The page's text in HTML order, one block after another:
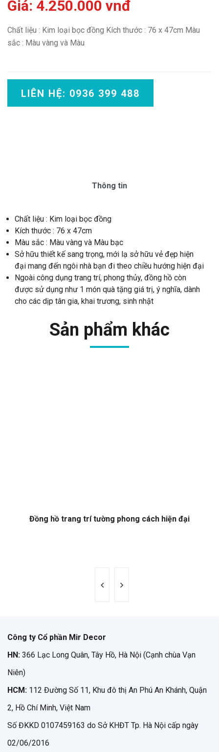
Giá: 4.250.000 vnđ
Chất liệu : Kim loại bọc đồng Kích thước : 76 x 47cm Màu
sắc : Màu vàng và Màu
LIÊN HỆ: 0936 399 488
Thông tin
Chất liệu : Kim loại bọc đồng
Kích thước : 76 x 47cm
Màu sắc : Màu vàng và Màu bạc
Sở hữu thiết kế sang trọng, mới lạ sở hữu vẻ đẹp hiện
đại mang đến ngôi nhà bạn đi theo chiều hướng hiện đại
Ngoài công dụng trang trí, phong thủy, đồng hồ còn
được sử dụng như 1 món quà tặng giá trị, ý nghĩa, dành
cho các dịp tân gia, khai trương, sinh nhật
Sản phẩm khác
Đồng hồ trang trí tường phong cách hiện đại
Công ty Cổ phần Mir Decor
HN: 366 Lạc Long Quân, Tây Hồ, Hà Nội (Cạnh chùa Vạn
Niên)
HCM: 112 Đường Số 11, Khu đô thị An Phú An Khánh, Quận
2, Hồ Chí Minh, Việt Nam
Số ĐKKD 0107459163 do Sở KHĐT Tp. Hà Nội cấp ngày
02/06/2016